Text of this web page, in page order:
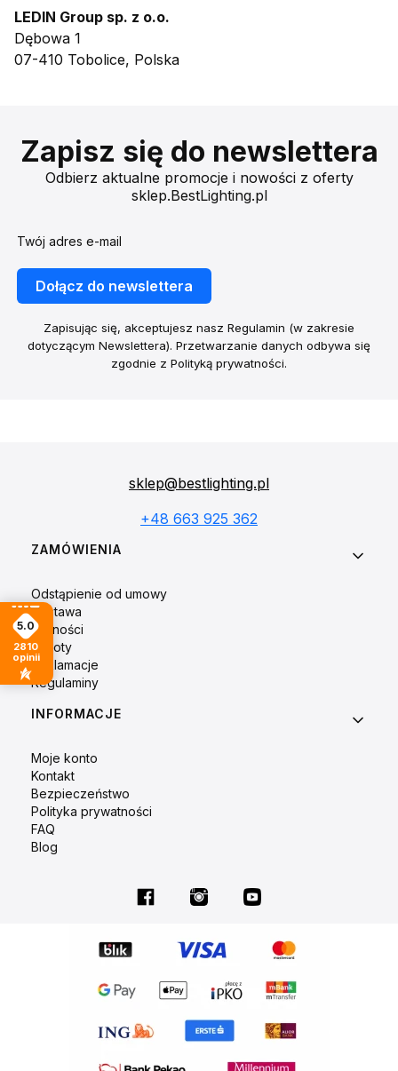
LEDIN Group sp. z o.o.
Dębowa 1
07-410 Tobolice, Polska
Zapisz się do newslettera
Odbierz aktualne promocje i nowości z oferty
sklep.BestLighting.pl
Twój adres e-mail
Dołącz do newslettera
Zapisując się, akceptujesz nasz Regulamin (w zakresie
dotyczącym Newslettera). Przetwarzanie danych odbywa się
zgodnie z Polityką prywatności.
sklep@bestlighting.pl
+48 663 925 362
Linki w stopce
ZAMÓWIENIA
Odstąpienie od umowy
Dostawa
Płatności
Zwroty
Reklamacje
Regulaminy
INFORMACJE
Moje konto
Kontakt
Bezpieczeństwo
Polityka prywatności
FAQ
Blog
5.0
2810
opinii